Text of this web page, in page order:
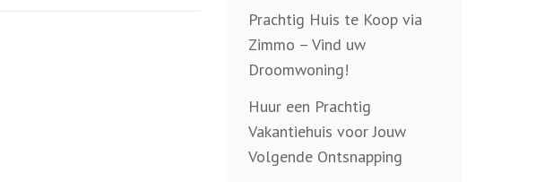
Prachtig Huis te Koop via
Zimmo – Vind uw
Droomwoning!
Huur een Prachtig
Vakantiehuis voor Jouw
Volgende Ontsnapping